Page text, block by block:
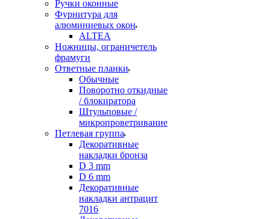
Ручки оконные
Фурнитура для
алюминиевых окон
ALTEA
Ножницы, ограничетель
фрамуги
Ответные планки
Обычные
Поворотно откидные
/ блокиратора
Штульповые /
микропроветривание
Петлевая группа
Декоративные
накладки бронза
D 3 mm
D 6 mm
Декоративные
накладки антрацит
7016